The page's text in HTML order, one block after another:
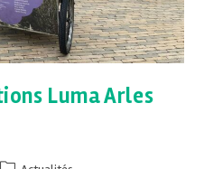
Luma Arles